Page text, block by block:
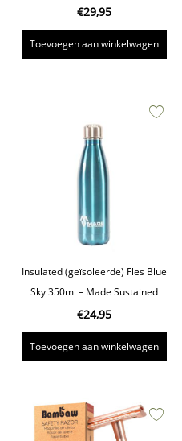
€29,95
Toevoegen aan winkelwagen
Insulated (geïsoleerde) Fles Blue
Sky 350ml – Made Sustained
€24,95
Toevoegen aan winkelwagen